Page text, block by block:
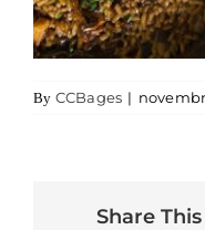
By CCBages |
Share